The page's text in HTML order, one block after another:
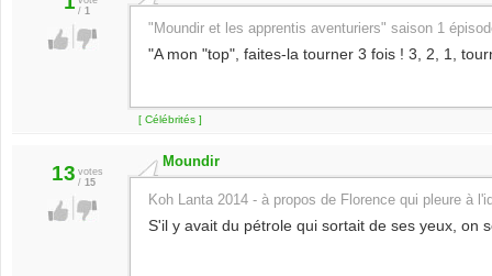
/ 1
"Moundir et les apprentis aventuriers" saison 1
"A mon "top", faites-la tourner 3 fois ! 3, 2, 1,
[ Célébrités ]
13 votes
/ 15
Moundir
Koh Lanta 2014 - à propos de Florence qui pleure à
S'il y avait du pétrole qui sortait de ses yeux, on